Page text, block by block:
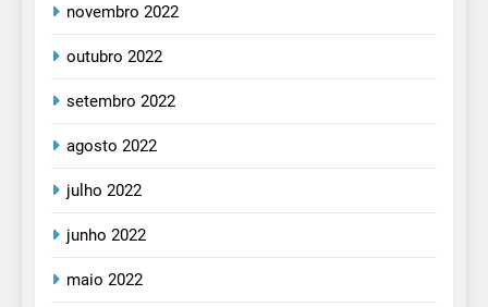
novembro 2022
outubro 2022
setembro 2022
agosto 2022
julho 2022
junho 2022
maio 2022